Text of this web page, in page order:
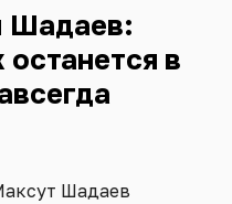
Шадаев:
в
Шадаев